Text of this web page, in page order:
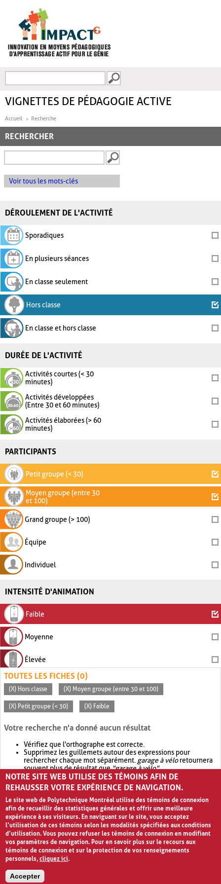
FORMULAIRE DE
VIGNETTES DE PÉDAGOGIE ACTIVE
Accueil Recherche
RECHERCHER
Voir tous les mots-clés
DÉROULEMENT DE L'ACTIVITÉ
Sporadiques
En plusieurs séances
En classe seulement
Hors classe
En classe et hors classe
DURÉE DE L'ACTIVITÉ
Activités courtes (< 30
minutes)
Activités développées
(Entre 30 et 60 minutes)
Activités élaborées (> 60
minutes)
PARTICIPANTS
Petit groupe (< 30)
Moyen groupe (entre 30
et 100)
Grand groupe (> 100)
Équipe
Individuel
INTENSITÉ D'ANIMATION
Faible
Moyenne
Élevée
TOUTES LES FICHES (0)
(X) Hors classe (X) Moyen groupe (entre 30 et 100)
(X) Petit groupe (< 30) (X) Faible
Votre recherche n'a donné aucun résultat
Vérifiez que l'orthographe est correcte.
Supprimez les guillemets autour des expressions pour
rechercher chaque mot séparément. garage à véloretournera
souvent plus de résultat que"garage à vélo".
Envisagez d'élargir votre recherche avec OR.garage OR vélo
retournera souvent plus de résultat quegarage à vélo
NOTRE SITE WEB UTILISE DES TÉMOINS AFIN DE
REHAUSSER VOTRE EXPÉRIENCE DE NAVIGATION.
Le site web de Polytechnique Montréal utilise des témoins de connexion
afin de recueillir des statistiques générales et offrir une meilleure
expérience à ses visiteurs. En naviguant sur le site, vous acceptez
l’utilisation de ces témoins selon les modalités spécifiées aux conditions
d’utilisation. Vous pouvez refuser les témoins de connexion en modifiant
vos paramètres de navigation. Pour en savoir plus sur le recours aux
témoins de connexion et sur la protection de vos renseignements
personnels,cliquez ici.
Accepter